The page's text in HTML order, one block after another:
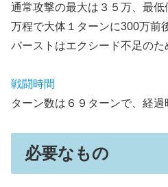
通常攻撃の最大は３５万、最低
万程で大体１ターンに300万前
バーストはエクシード不足の
戦闘時間
ターン数は６９ターンで、経過
必要なもの